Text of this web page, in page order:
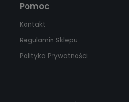
Pomoc
Kontakt
Regulamin Sklepu
Polityka Prywatności